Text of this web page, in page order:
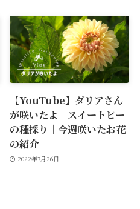
【YouTube】ダリアさん
が咲いたよ｜スイートピー
の種採り｜今週咲いたお花
の紹介
2022年7月26日